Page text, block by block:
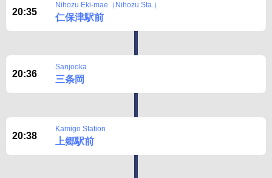
20:35
Nihozu Eki-mae（Nihozu Sta.）
仁保津駅前
20:36
Sanjooka
三条岡
20:38
Kamigo Station
上郷駅前